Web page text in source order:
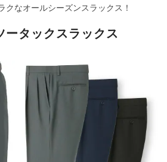
クなオールシーズンスラックス！
ータックスラックス